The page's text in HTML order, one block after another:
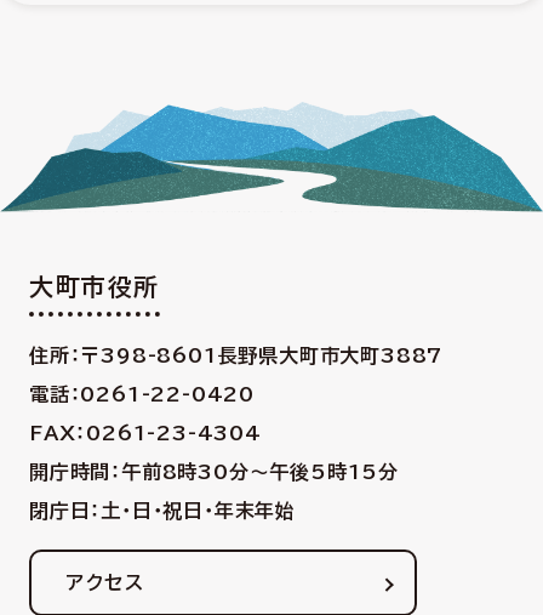
大町市役所
住所：〒398-8601 長野県大町市大町3887
電話：0261-22-0420
FAX：0261-23-4304
開庁時間：午前8時30分〜午後5時15分
閉庁日：土・日・祝日・年末年始
アクセス